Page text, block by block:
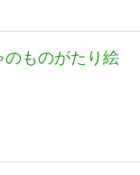
ものがたり絵